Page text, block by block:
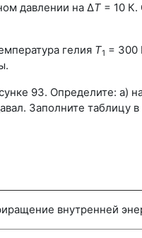
давлении на ΔT = 10 К.
гелия T1 = 300
93. Определите: а)
Заполните таблицу в
внутренней